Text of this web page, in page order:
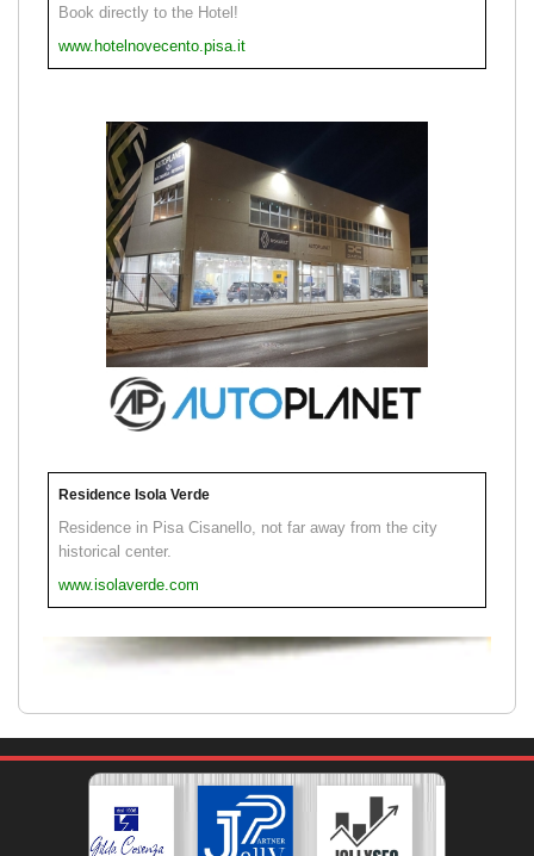
Book directly to the Hotel!
www.hotelnovecento.pisa.it
Residence Isola Verde
Residence in Pisa Cisanello, not far away from the city
historical center.
www.isolaverde.com